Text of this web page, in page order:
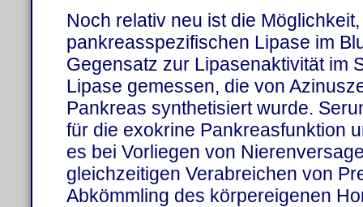
Noch relativ neu ist die
pankreasspezifischen Lipase im
Gegensatz zur Lipasenaktivität im
Lipase gemessen, die von
Pankreas synthetisiert wurde.
für die exokrine Pankreasfunktion
es bei Vorliegen von
gleichzeitigen Verabreichen von
Abkömmling des körpereigenen